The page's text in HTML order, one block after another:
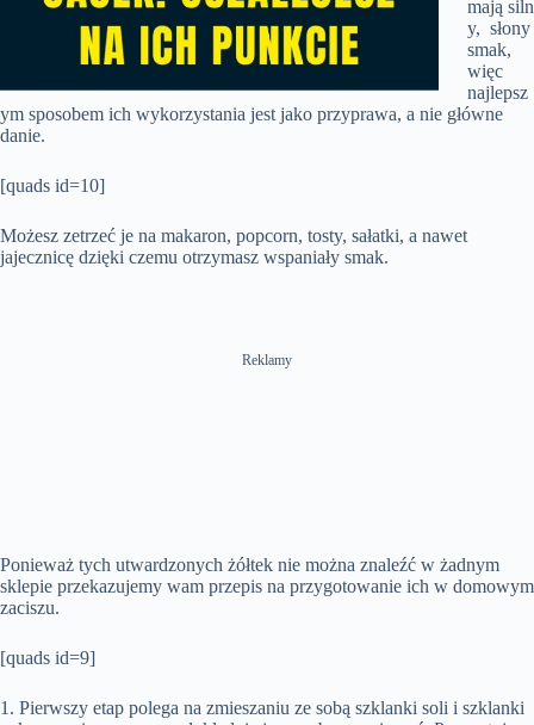
mają siln
y, słony
smak,
więc
najlepsz
ym sposobem ich wykorzystania jest jako przyprawa, a nie główne
danie.
[quads id=10]
Możesz zetrzeć je na makaron, popcorn, tosty, sałatki, a nawet
jajecznicę dzięki czemu otrzymasz wspaniały smak.
Reklamy
Ponieważ tych utwardzonych żółtek nie można znaleźć w żadnym
sklepie przekazujemy wam przepis na przygotowanie ich w domowym
zaciszu.
[quads id=9]
1. Pierwszy etap polega na zmieszaniu ze sobą szklanki soli i szklanki